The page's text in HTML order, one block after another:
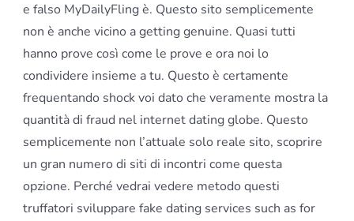
e falso MyDailyFling è. Questo sito semplicemente
non è anche vicino a getting genuine. Quasi tutti
hanno prove così come le prove e ora noi lo
condividere insieme a tu. Questo è certamente
frequentando shock voi dato che veramente mostra la
quantità di fraud nel internet dating globe. Questo
semplicemente non l’attuale solo reale sito, scoprire
un gran numero di siti di incontri come questa
opzione. Perché vedrai vedere metodo questi
truffatori sviluppare fake dating services such as for